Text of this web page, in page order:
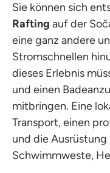
Sie können sich
Rafting auf der
eine ganz andere
Stromschnellen
dieses Erlebnis
und einen
mitbringen. Eine
Transport, einen
und die
Schwimmweste,